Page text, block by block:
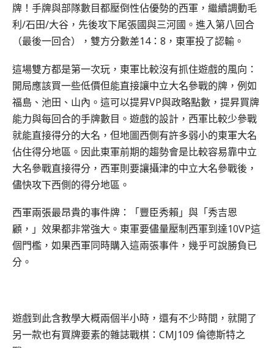
牌！手牌與部隊數目都壓倒性佔優勢的西軍，繼續調動毛
利/石田/大谷，先後攻下尾張國與三河國。進入第八回合
（最後一回合），雙方分數差14：8，東軍投了認輸。
這場雙方都是第一次玩，東軍比較沒有抓住遊戲的風向：
開局應該買一些低價但能直接讓中立大名參戰的牌，例如
福島、池田、山內。這可以提昇VP與政略點數，提昇買牌
能力與每回合的手牌數目。遊戲的設計，西軍比較少參戰
就能直接得分的大名，但地圖西側有許多弱小的東軍大名
佔住得分地區。因此東軍前期的趨勢會是比較容易靠中立
大名參戰直接得分，西軍則要讓攝津的中立大名參戰後，
儘快攻下西側的得分地區。
西軍兩張最昂貴的事件牌：「豐臣秀賴」與「秀吉恩
顧，」效果都非常強大。東軍要儘量壓制西軍到達10VP這
個門檻，如果西軍同時購入這兩張事件，幾乎可說勝負已
分。
遊戲到此含教學大概兩個半小時，還有不少時間，就開了
另一款也有買牌要素的雜誌戰棋：CMJ109 倫德斯特之